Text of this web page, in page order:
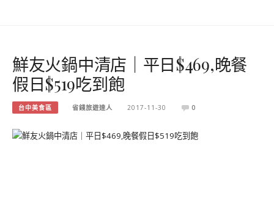
鮮友火鍋中清店｜平日$469,晚餐
假日$519吃到飽
台中美食區 省錢旅遊達人 2017-11-30 0